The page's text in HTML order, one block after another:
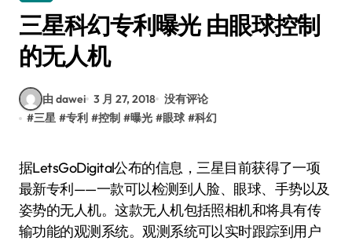
三星科幻专利曝光 由眼球控制
的无人机
由 dawei 3 月 27, 2018 没有评论
#三星 #专利 #控制 #曝光 #眼球 #科幻
据LetsGoDigital公布的信息，三星目前获得了一项
最新专利——一款可以检测到人脸、眼球、手势以及
姿势的无人机。这款无人机包括照相机和将具有传
输功能的观测系统。观测系统可以实时跟踪到用户